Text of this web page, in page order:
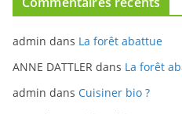
admin dans La forêt abattue
ANNE DATTLER dans La forêt
admin dans Cuisiner bio ?